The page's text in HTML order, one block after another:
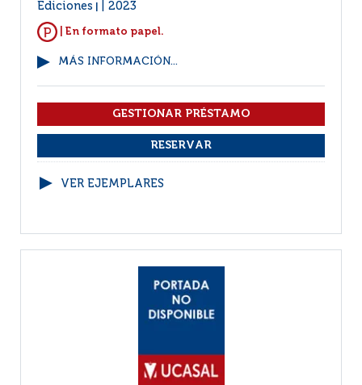
Ediciones
2023
| En formato papel.
MÁS INFORMACIÓN...
VER EJEMPLARES